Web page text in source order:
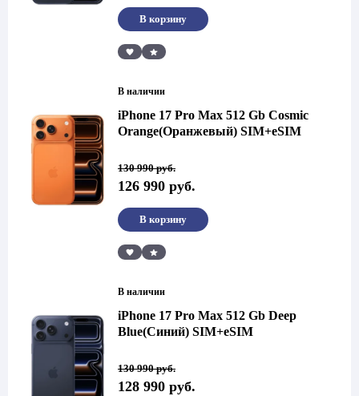
890 руб..
Сравнить
В корзину
В наличии
iPhone 17 Pro Max 512 Gb Cosmic
Orange(Оранжевый) SIM+eSIM
130 990руб.
Первоначальная
цена
составляла
990 руб..
126 990 руб.
Текущая
цена:
126
Сравнить
В корзину
В наличии
iPhone 17 Pro Max 512 Gb Deep
Blue(Синий) SIM+eSIM
130 990руб.
Первоначальная
цена
составляла
128 990 руб.
Текущая
цена:
128